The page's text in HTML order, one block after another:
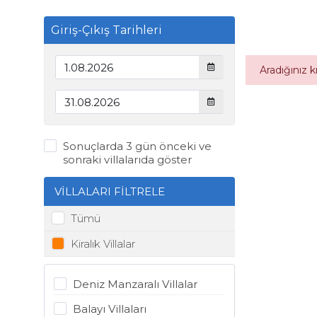
Giriş-Çıkış Tarihleri
Sonuçlarda 3 gün önceki ve
sonraki villalarıda göster
VİLLALARI FİLTRELE
Tümü
Kiralık Villalar
Deniz Manzaralı Villalar
Balayı Villaları